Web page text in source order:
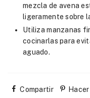
mezcla de avena
ligeramente sobre
Utiliza manzanas
cocinarlas para
aguado.
Compartir